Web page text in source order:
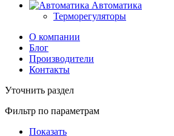
Автоматика
Терморегуляторы
О компании
Блог
Производители
Контакты
Уточнить раздел
Фильтр по параметрам
Показать